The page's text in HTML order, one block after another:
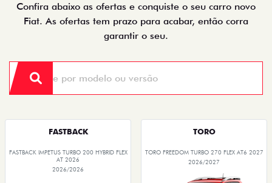
Confira abaixo as ofertas e conquiste o seu carro novo
Fiat. As ofertas tem prazo para acabar, então corra
garantir o seu.
FASTBACK
FASTBACK IMPETUS TURBO 200 HYBRID FLEX
AT 2026
2026/2026
TORO
TORO FREEDOM TURBO 270 FLEX AT6 2027
2026/2027